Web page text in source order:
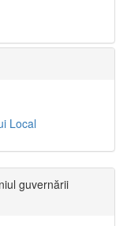
Local
guvernării